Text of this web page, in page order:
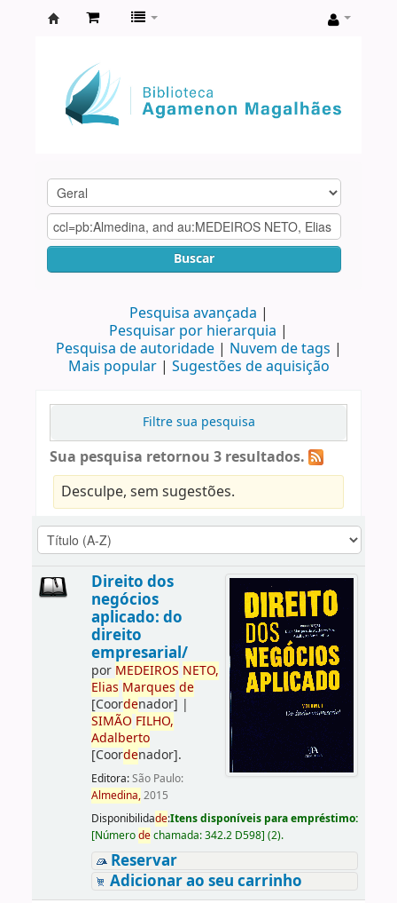
Agamenon
Magalhães
Buscar
Pesquisa avançada
Pesquisar por hierarquia
Pesquisa de autoridade
Nuvem de tags
Mais popular
Sugestões de aquisição
Filtre sua pesquisa
Sua pesquisa retornou 3 resultados.
Desculpe, sem sugestões.
Direito dos
negócios
aplicado: do
direito
empresarial/
por MEDEIROS NETO,
Elias Marques de
[Coordenador] |
SIMÃO FILHO,
Adalberto
[Coordenador].
Editora:São Paulo:
Almedina,2015
Disponibilidade:Itens disponíveis para empréstimo:
[Númerodechamada:342.2 D598] (2).
Reservar
Adicionar ao seu carrinho